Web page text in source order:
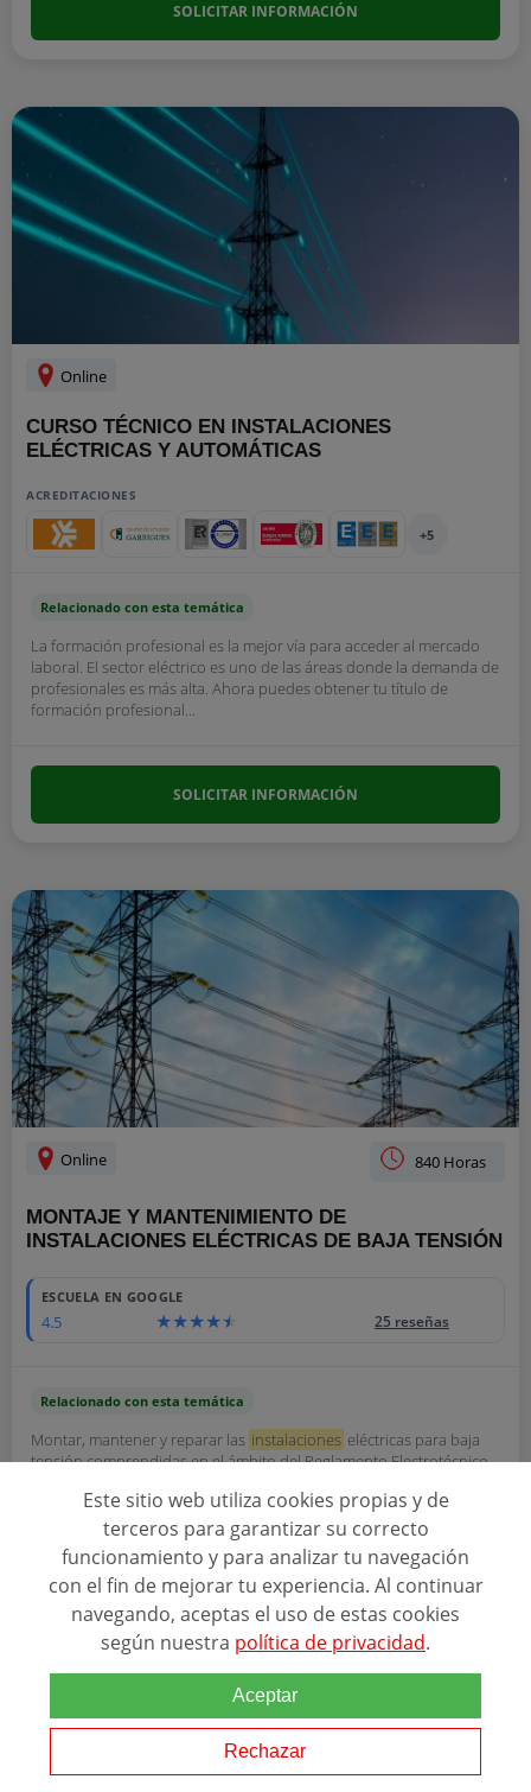
SOLICITAR INFORMACIÓN
Online
CURSO TÉCNICO EN INSTALACIONES
ELÉCTRICAS Y AUTOMÁTICAS
ACREDITACIONES
+5
Relacionado con esta temática
La formación profesional es la mejor vía para acceder al mercado
laboral. El sector eléctrico es uno de las áreas donde la demanda de
profesionales es más alta. Ahora puedes obtener tu título de
formación profesional...
SOLICITAR INFORMACIÓN
Online 840 Horas
MONTAJE Y MANTENIMIENTO DE
INSTALACIONES ELÉCTRICAS DE BAJA TENSIÓN
ESCUELA EN GOOGLE
4.5 25 reseñas
Relacionado con esta temática
Montar, mantener y reparar las instalaciones eléctricas para baja
tensión comprendidas en el ámbito del Reglamento Electrotécnico
requeridos en cada caso,...
ACREDITA FORMACION
SOLICITAR INFORMACIÓN
Este sitio web utiliza cookies propias y de
terceros para garantizar su correcto
funcionamiento y para analizar tu navegación
con el fin de mejorar tu experiencia. Al continuar
navegando, aceptas el uso de estas cookies
según nuestra política de privacidad.
Aceptar
Rechazar